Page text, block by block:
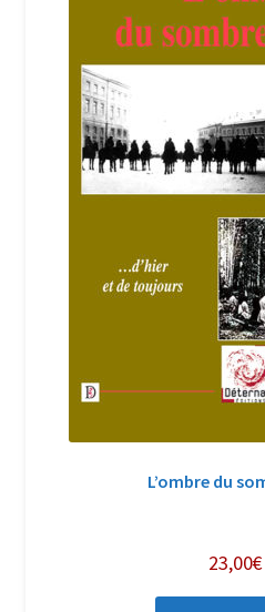
Login Customizer
Newsletter
Nous Contacter
Panier
Politique de confidentialité et
Soutien à Philippe Randa
L’ombre du
23,00€